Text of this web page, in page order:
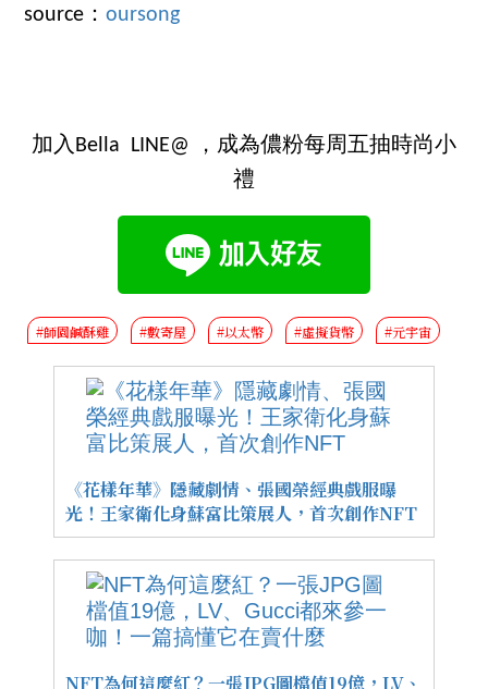
source：oursong
加入Bella LINE@ ，成為儂粉每周五抽時尚小
禮
#師園鹹酥雞 #數寄屋 #以太幣 #虛擬貨幣 #元宇宙
《花樣年華》隱藏劇情、張國榮經典戲服曝
光！王家衛化身蘇富比策展人，首次創作NFT
NFT為何這麼紅？一張JPG圖檔值19億，LV、